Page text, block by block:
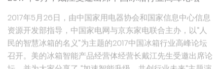
2017年5月26日，由中国家用电器协会和国家信息中心信息
资源开发部指导，中国家电网与京东家电联合主办，以“人
民的智慧冰箱的名义”为主题的2017中国冰箱行业高峰论坛
召开。美的冰箱智能产品经营体经营长戴江先生受邀出席论
坛，并为大家分享了 “加速智能升级，共创行业未来“主题演